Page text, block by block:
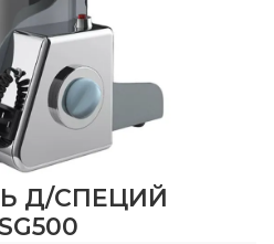
Д/СПЕЦИЙ